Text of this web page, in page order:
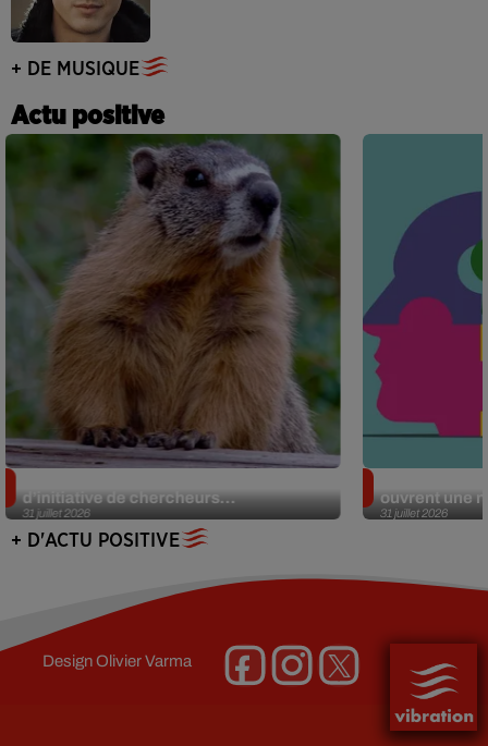
+ DE MUSIQUE
Actu positive
31 juillet 2026
d’initiative de chercheurs...
31 juillet 2026
ouvrent une
+ D'ACTU POSITIVE
DesignOlivier Varma